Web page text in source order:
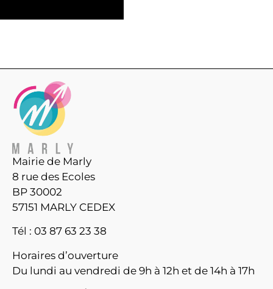
Mairie de Marly
8 rue des Ecoles
BP 30002
57151 MARLY CEDEX
Tél : 03 87 63 23 38
Horaires d’ouverture
Du lundi au vendredi de 9h à 12h et de 14h à 17h